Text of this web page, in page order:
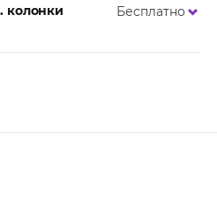
колонки Бесплатно